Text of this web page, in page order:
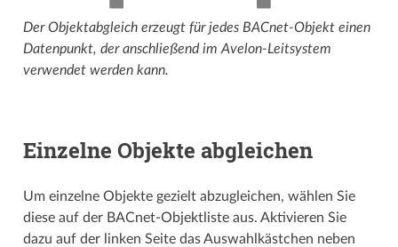
Der Objektabgleich erzeugt für jedes BACnet-Objekt einen
Datenpunkt, der anschließend im Avelon-Leitsystem
verwendet werden kann.
Einzelne Objekte abgleichen
Um einzelne Objekte gezielt abzugleichen, wählen Sie
diese auf der BACnet-Objektliste aus. Aktivieren Sie
dazu auf der linken Seite das Auswahlkästchen neben